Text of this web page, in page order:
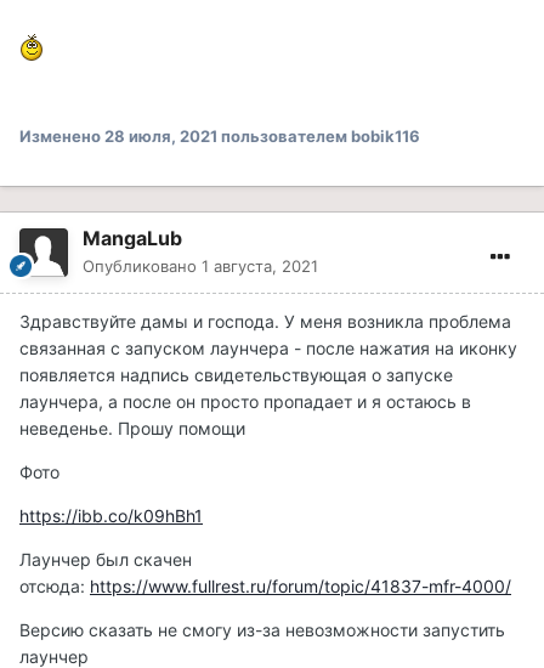
Изменено 28 июля, 2021 пользователем bobik116
MangaLub
Опубликовано 1 августа, 2021
Здравствуйте дамы и господа. У меня возникла проблема
связанная с запуском лаунчера - после нажатия на иконку
появляется надпись свидетельствующая о запуске
лаунчера, а после он просто пропадает и я остаюсь в
неведенье. Прошу помощи
Фото
https://ibb.co/k09hBh1
Лаунчер был скачен
отсюда: https://www.fullrest.ru/forum/topic/41837-mfr-4000/
Версию сказать не смогу из-за невозможности запустить
лаунчер